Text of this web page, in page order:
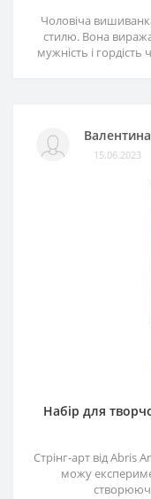
Чоловіча
стилю. Вона
мужність і
Валентина
15.06.2023
Набір для
Стрінг-арт від Abris
можу